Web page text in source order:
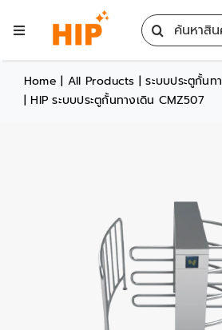
Toggle
Home
Search
for:
Home | All Products |ระบบประตูกั้นท
|HIP ระบบประตูกั้นทางเดิน CMZ507